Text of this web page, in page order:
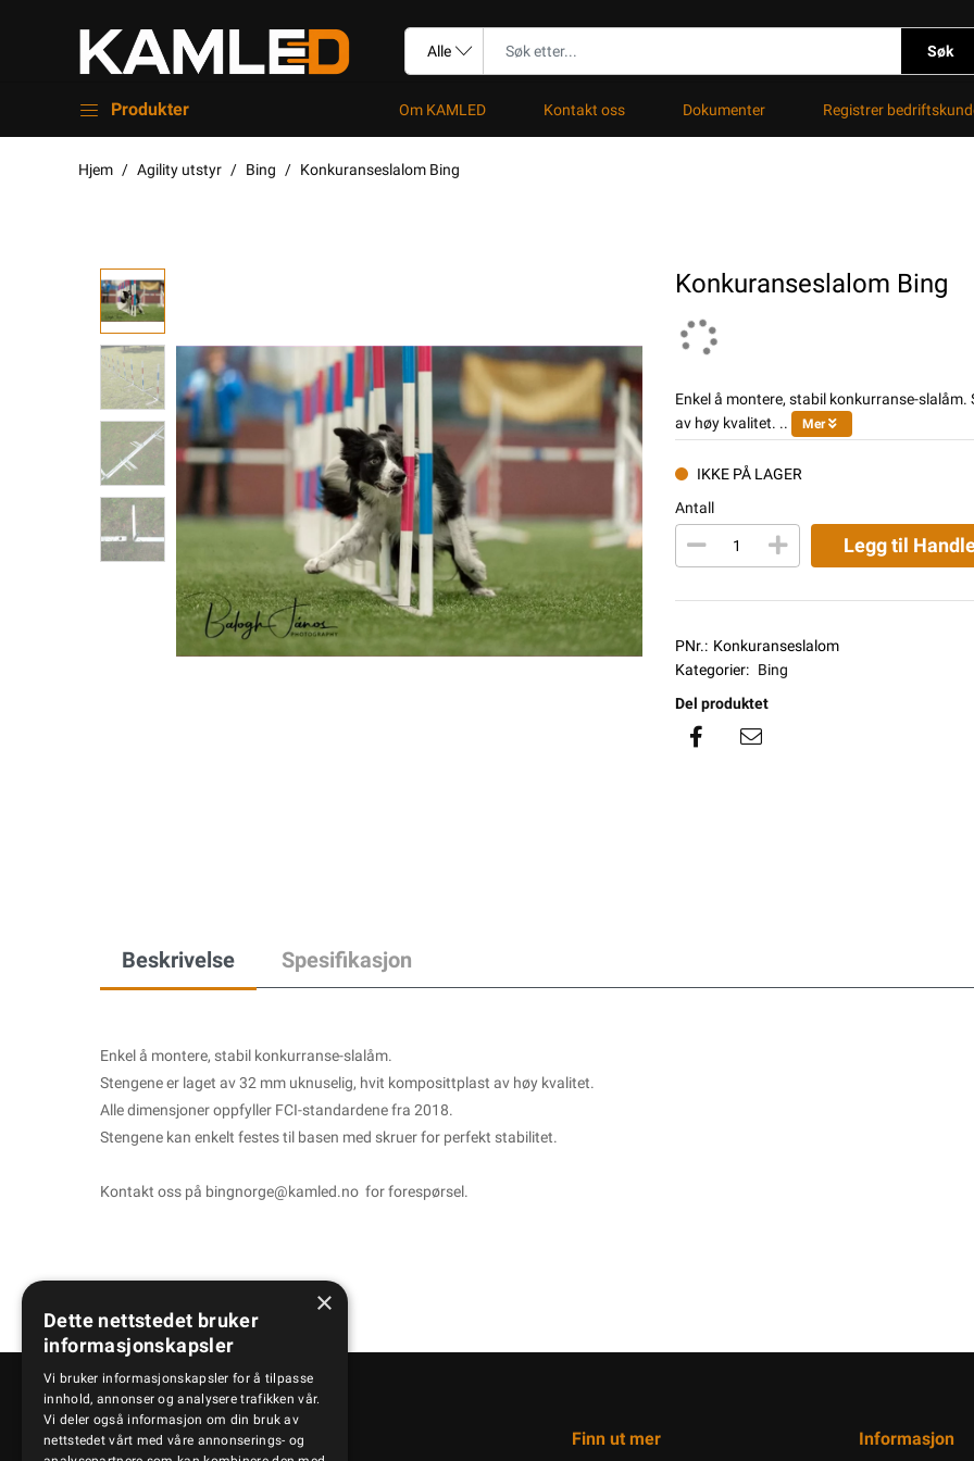
Søk
Produkter Om KAMLED Kontakt oss Dokumenter Registrer
Hjem Agility utstyr Bing Konkuranseslalom Bing
Konkuranseslalom Bing
Enkel å montere, stabil konkurranse-
av høy kvalitet. ..
Mer
IKKE PÅ LAGER
Antall
Legg til
PNr.: Konkuranseslalom
Kategorier: Bing
Del produktet
Beskrivelse Spesifikasjon
Enkel å montere, stabil konkurranse-slalåm.
Stengene er laget av 32 mm uknuselig, hvit komposittplast av høy kvalitet.
Alle dimensjoner oppfyller FCI-standardene fra 2018.
Stengene kan enkelt festes til basen med skruer for perfekt stabilitet.
Kontakt oss på bingnorge@kamled.no for forespørsel.
Kontakt oss Finn ut mer Informasjon
×
Dette nettstedet bruker
informasjonskapsler
Vi bruker informasjonskapsler for å tilpasse
innhold, annonser og analysere trafikken vår.
Vi deler også informasjon om din bruk av
nettstedet vårt med våre annonserings- og